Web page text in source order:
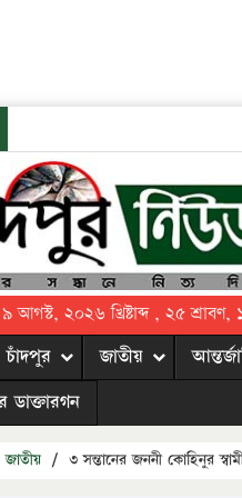
আগস্ট, ২০২৬ খ্রিষ্টাব্দ , ২৫ শ্রাবণ,
চাঁদপুর জাতীয়
ডাক্তারগন
জাতীয় / ৩ সন্তানের জননী কোহিনুর